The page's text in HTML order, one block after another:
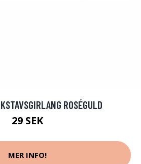
ROSÉGULD
29 SEK
MER INFO!